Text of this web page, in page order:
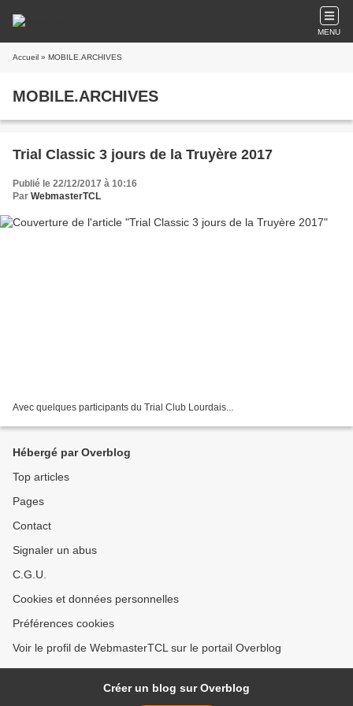
MENU
Accueil » MOBILE.ARCHIVES
MOBILE.ARCHIVES
Trial Classic 3 jours de la Truyère 2017
Publié le 22/12/2017 à 10:16
Par WebmasterTCL
Avec quelques participants du Trial Club Lourdais...
Hébergé par Overblog
Top articles
Pages
Contact
Signaler un abus
C.G.U.
Cookies et données personnelles
Préférences cookies
Voir le profil de WebmasterTCL sur le portail Overblog
Créer un blog sur Overblog